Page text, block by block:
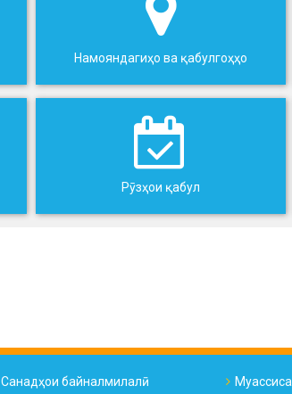
Намояндагиҳо ва қабулгоҳҳо
Рӯзҳои қабул
Санадҳои байналмилалӣ